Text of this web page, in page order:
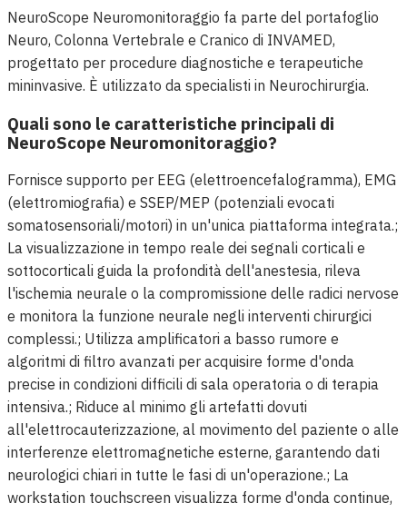
NeuroScope Neuromonitoraggio fa parte del portafoglio
Neuro, Colonna Vertebrale e Cranico di INVAMED,
progettato per procedure diagnostiche e terapeutiche
mininvasive. È utilizzato da specialisti in Neurochirurgia.
Quali sono le caratteristiche principali di
NeuroScope Neuromonitoraggio?
Fornisce supporto per EEG (elettroencefalogramma), EMG
(elettromiografia) e SSEP/MEP (potenziali evocati
somatosensoriali/motori) in un'unica piattaforma integrata.;
La visualizzazione in tempo reale dei segnali corticali e
sottocorticali guida la profondità dell'anestesia, rileva
l'ischemia neurale o la compromissione delle radici nervose
e monitora la funzione neurale negli interventi chirurgici
complessi.; Utilizza amplificatori a basso rumore e
algoritmi di filtro avanzati per acquisire forme d'onda
precise in condizioni difficili di sala operatoria o di terapia
intensiva.; Riduce al minimo gli artefatti dovuti
all'elettrocauterizzazione, al movimento del paziente o alle
interferenze elettromagnetiche esterne, garantendo dati
neurologici chiari in tutte le fasi di un'operazione.; La
workstation touchscreen visualizza forme d'onda continue,